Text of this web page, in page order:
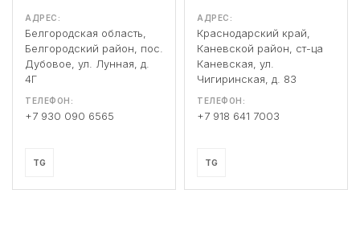
АДРЕС:
Белгородская область,
Белгородский район, пос.
Дубовое, ул. Лунная, д.
4Г
ТЕЛЕФОН:
+7 930 090 6565
TG
АДРЕС:
Краснодарский край,
Каневской район, ст-ца
Каневская, ул.
Чигиринская, д. 83
ТЕЛЕФОН:
+7 918 641 7003
TG